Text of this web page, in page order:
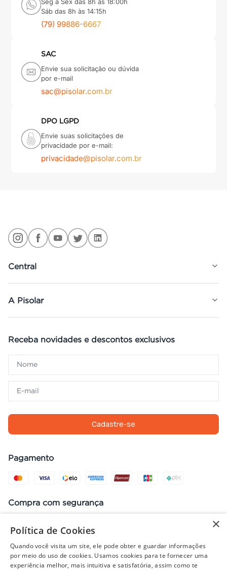
Sáb das 8h às 14:15h
(79) 99886-6667
SAC
Envie sua solicitação ou dúvida
por e-mail
sac@pisolar.com.br
DPO LGPD
Envie suas solicitações de
privacidade por e-mail:
privacidade@pisolar.com.br
Central
A Pisolar
Receba novidades e descontos exclusivos
Cadastre-se
Pagamento
Compra com segurança
Preços, promoções, condições de pagamento e frete válidos apenas
para compras no site. Em caso de divergência, prevalece o valor do
×
Política de Cookies
Quando você visita um site, ele pode obter e guardar informações
por meio do uso de cookies. Usamos cookies para te fornecer uma
experiência melhor, mais intuitiva e satisfatória, assim como te